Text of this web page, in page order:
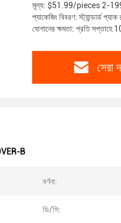
মূল্য: $51.99/pieces 2-
প্যাকেজিং বিবরণ: স্ট্যান্ডার্ড
যোগানের ক্ষমতা: প্রতি সপ্তাহে
সেরা
B
বর্ণনা:
ডি/সি: